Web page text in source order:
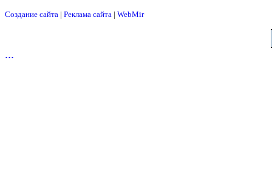
Создание сайта | Реклама сайта | WebMir
...